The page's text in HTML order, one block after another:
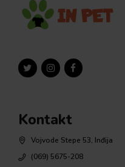
Kontakt
Vojvode Stepe 53, Inđija
(069) 5675-208